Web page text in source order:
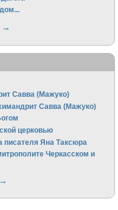
→
Савва (Мажуко)
Савва (Мажуко)
церковью
писателя Яна Таксюра
Черкасском и
→